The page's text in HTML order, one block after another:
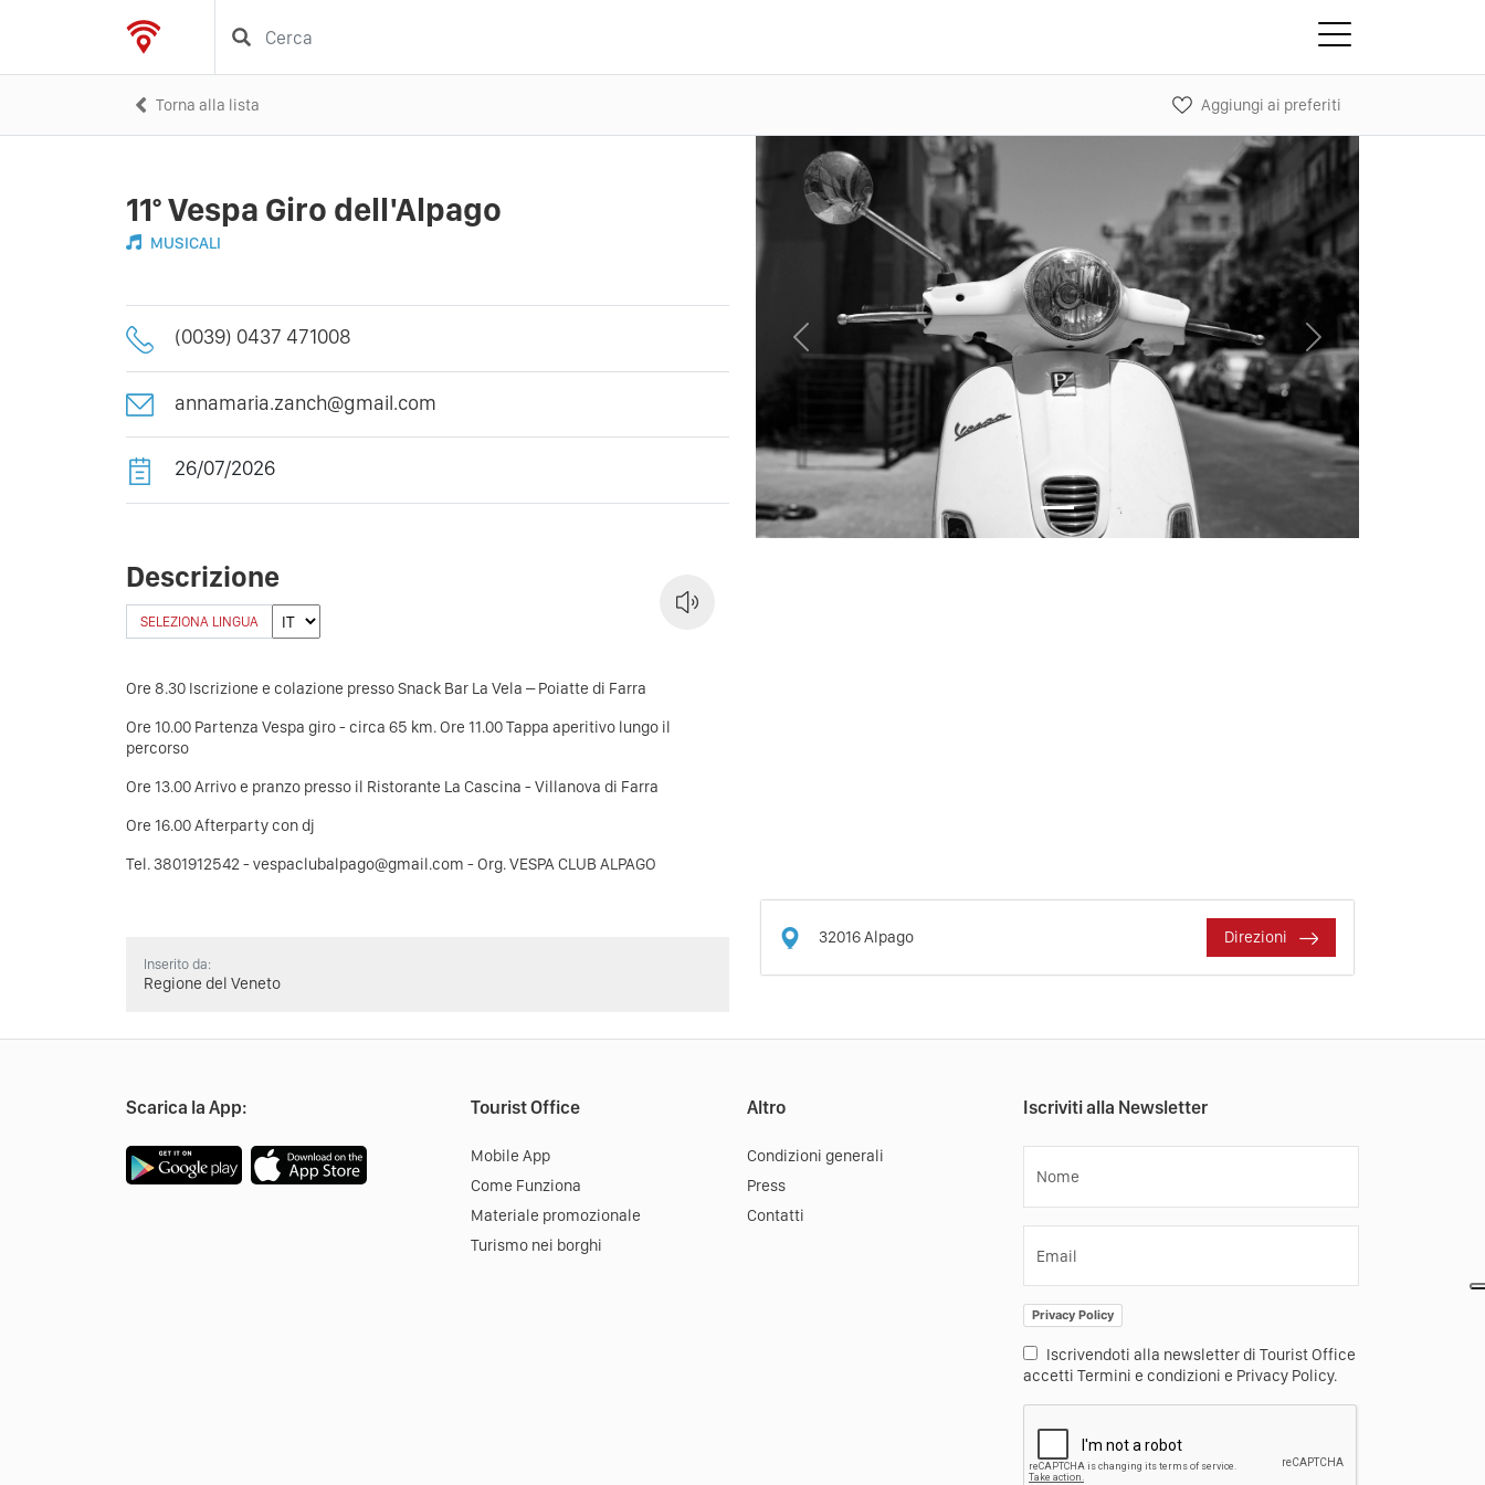
Torna alla lista Aggiungi ai preferiti
11° Vespa Giro dell'Alpago
MUSICALI
(0039) 0437 471008
annamaria.zanch@gmail.com
26/07/2026
Descrizione
SELEZIONA LINGUA
Ore 8.30 Iscrizione e colazione presso Snack Bar La Vela – Poiatte di Farra
Ore 10.00 Partenza Vespa giro - circa 65 km. Ore 11.00 Tappa aperitivo lungo il
percorso
Ore 13.00 Arrivo e pranzo presso il Ristorante La Cascina - Villanova di Farra
Ore 16.00 Afterparty con dj
Tel. 3801912542 - vespaclubalpago@gmail.com - Org. VESPA CLUB ALPAGO
Inserito da:
Regione del Veneto
Previous Next
32016Alpago Direzioni
Scarica la App: Tourist Office
Mobile App
Come Funziona
Materiale promozionale
Turismo nei borghi
Altro
Condizioni generali
Press
Contatti
Iscriviti alla Newsletter
Nome
Email
Privacy Policy
Iscrivendoti alla newsletter di Tourist Office
accetti Termini e condizioni e Privacy Policy.